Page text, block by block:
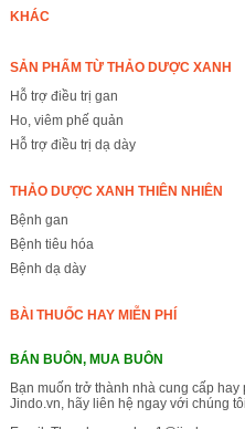
KHÁC
SẢN PHẨM TỪ THẢO DƯỢC XANH
Hỗ trợ điều trị gan
Ho, viêm phế quản
Hỗ trợ điều trị dạ dày
THẢO DƯỢC XANH THIÊN NHIÊN
Bệnh gan
Bệnh tiêu hóa
Bệnh dạ dày
BÀI THUỐC HAY MIỄN PHÍ
BÁN BUÔN, MUA BUÔN
Bạn muốn trở thành nhà cung cấp
Jindo.vn, hãy liên hệ ngay với chúng